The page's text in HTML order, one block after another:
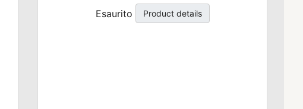
Esaurito
Product details